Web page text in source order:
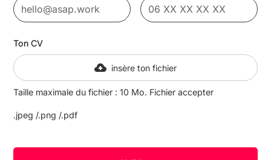
Ton CV
insère ton fichier
Taille maximale du fichier : 10 Mo. Fichier accepter
.jpeg /.png /.pdf